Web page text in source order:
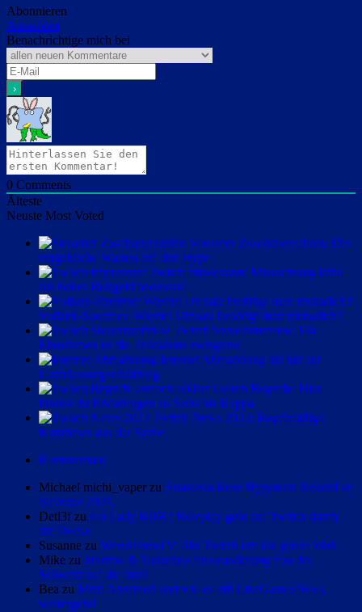
Abonnieren
Anmelden
Benachrichtige mich bei
0 Comments
Älteste
Neuste Most Voted
Streamer Zuschauerzahlen: Das
vergebliche Warten auf den Hype
Twitch Impressum: Missachtung kann
ein hohes Bußgeld bedeuten!
Vollzeit-Streamer: Wieviel Umsatz benötigt man monatlich?
Twitch Steuerinterview: Für
Einnahmen ist die Teilnahme zwingend
Internet Abmahnung bis hin zur
Unterlassungserklärung
Twitch Begriffe: Hier
findest du Erklärungen zu Subs bis Kappa
Twitch News 2023: Regelmäßige
Kurznews aus der Szene
Kommentare
Michael michi_vaper zu Anastasia Rose Hypetrain Rekord an
Silvester 2024
Detl3f zu Fat Lady RDR2 Roleplay geht auf Twitch durch
die Decke
Susanne zu WeltReisenTV: Mit Twitch um die ganze Welt
Mike zu Shlorox & Tinkerleo Auswanderung von der
Schweiz auf die Insel
Bea zu Mein Abschied und wie es mit LikeGamesNews
weitergeht!